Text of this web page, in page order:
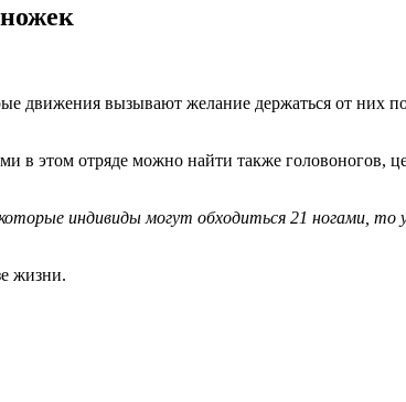
движения вызывают желание держаться от них
в этом отряде можно найти также
индивиды могут обходиться 21 ногами,
жизни.